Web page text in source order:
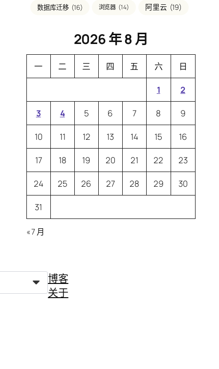
数据库迁移 (16) 浏览器 (14) 阿里云 (19)
2026 年 8 月
一 二 三 四 五 六 日
1 2
3 4 5 6 7 8 9
10 11 12 13 14 15 16
17 18 19 20 21 22 23
24 25 26 27 28 29 30
31
« 7 月
博客
关于